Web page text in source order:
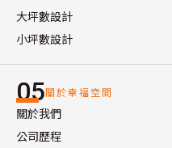
大坪數設計
小坪數設計
05關於幸福空間
關於我們
公司歷程